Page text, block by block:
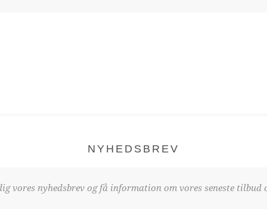
NYHEDSBREV
vores nyhedsbrev og få information om vores seneste tilbud